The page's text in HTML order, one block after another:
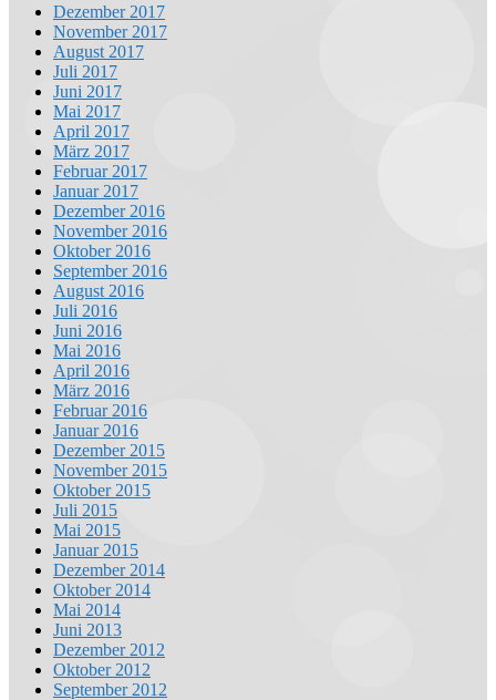
Dezember 2017
November 2017
August 2017
Juli 2017
Juni 2017
Mai 2017
April 2017
März 2017
Februar 2017
Januar 2017
Dezember 2016
November 2016
Oktober 2016
September 2016
August 2016
Juli 2016
Juni 2016
Mai 2016
April 2016
März 2016
Februar 2016
Januar 2016
Dezember 2015
November 2015
Oktober 2015
Juli 2015
Mai 2015
Januar 2015
Dezember 2014
Oktober 2014
Mai 2014
Juni 2013
Dezember 2012
Oktober 2012
September 2012